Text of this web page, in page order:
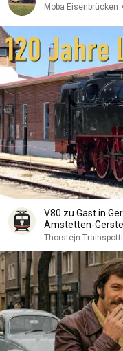
Moba Eisenbrücken •
V80 zu Gast in
Amstetten-
Thorstejn-